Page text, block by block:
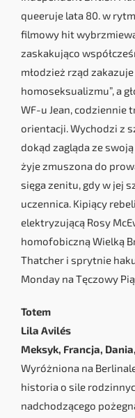
queeruje lata 80. w
filmowy hit
zaskakująco
młodzież rząd
homoseksualizmu”, a
WF-u Jean, codziennie
orientacji. Wychodzi z
dokąd zagląda ze
żyje zmuszona do
sięga zenitu, gdy w jej
uczennica. Kipiący
elektryzującą Rosy
homofobiczną Wielką
Thatcher i sprytnie
Monday na Tęczowy
Totem
Lila Avilés
Meksyk, Francja,
Wyróżniona na
historia o sile
nadchodzącego